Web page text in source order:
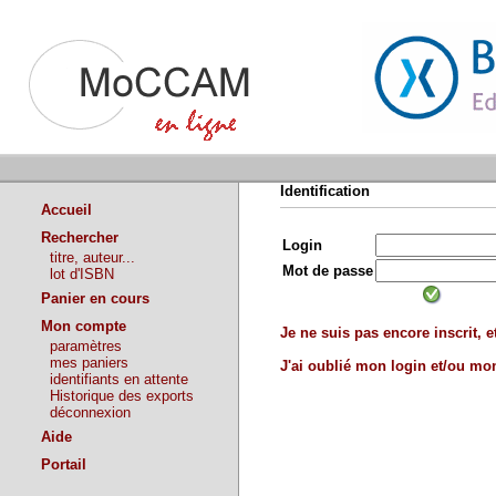
Accueil
Rechercher
titre, auteur...
lot d'ISBN
Panier en cours
Mon compte
paramètres
mes paniers
identifiants en attente
Historique des exports
déconnexion
Aide
Portail
Identification
Login
Mot de passe
Je ne suis pas encore inscrit,
J'ai oublié mon login et/ou